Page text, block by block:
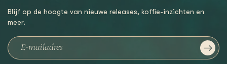
Blijf op de hoogte van nieuwe releases, koffie-inzichten en
meer.